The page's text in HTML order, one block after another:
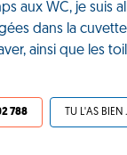
aux WC, je suis
dans la
ainsi que les
788 TU